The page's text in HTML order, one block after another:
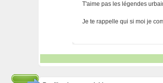
T'aime pas les légendes
Je te rappelle qui si moi je